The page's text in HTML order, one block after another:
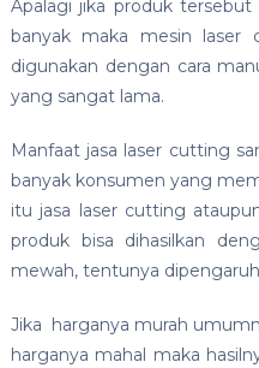
Apalagi jika produk
banyak maka mesin laser
digunakan dengan cara
yang sangat lama.
Manfaat jasa laser cutting
banyak konsumen yang
itu jasa laser cutting
produk bisa dihasilkan
mewah, tentunya
Jika harganya murah
harganya mahal maka